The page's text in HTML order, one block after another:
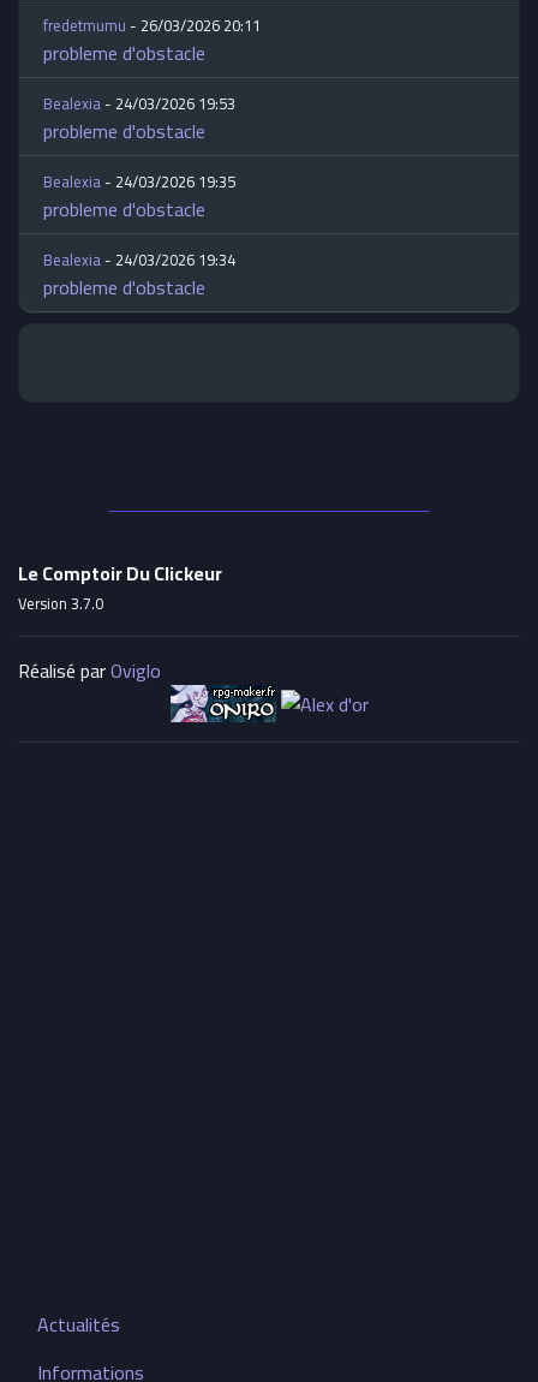
fredetmumu- 26/03/2026 20:11
probleme d'obstacle
Bealexia- 24/03/2026 19:53
probleme d'obstacle
Bealexia- 24/03/2026 19:35
probleme d'obstacle
Bealexia- 24/03/2026 19:34
probleme d'obstacle
Le Comptoir Du Clickeur
Version 3.7.0
Réalisé parOviglo
Actualités
Informations